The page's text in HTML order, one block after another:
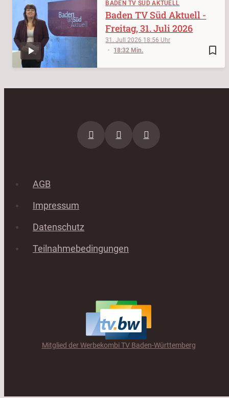
BADEN TV SÜD AKTUELL
bookmark_border
31. Juli 2026 18:56
18:32 Min.
Baden TV Süd Aktuell -
Freitag, 31. Juli 2026
AGB
Impressum
Datenschutz
Teilnahmebedingungen
Mitglied der Werbekombi TV Baden-Württemberg